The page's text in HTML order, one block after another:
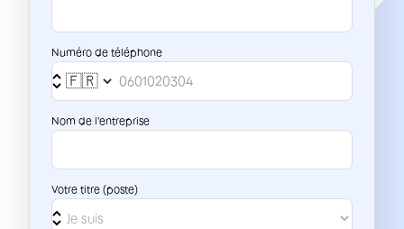
Numéro de téléphone
Nom de l'entreprise
Votre titre (poste)